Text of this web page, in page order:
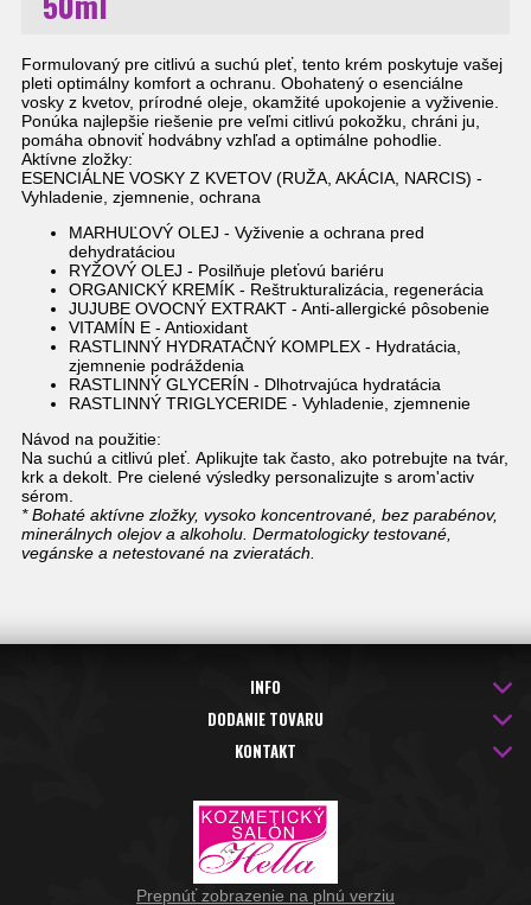
Formulovaný pre citlivú a suchú pleť, tento krém poskytuje vašej
pleti optimálny komfort a ochranu. Obohatený o esenciálne
vosky z kvetov, prírodné oleje, okamžité upokojenie a vyživenie.
Ponúka najlepšie riešenie pre veľmi citlivú pokožku, chráni ju,
pomáha obnoviť hodvábny vzhľad a optimálne pohodlie.
Aktívne zložky:
ESENCIÁLNE VOSKY Z KVETOV (RUŽA, AKÁCIA, NARCIS) -
Vyhladenie, zjemnenie, ochrana
MARHUĽOVÝ OLEJ - Vyživenie a ochrana pred
dehydratáciou
RYŽOVÝ OLEJ - Posilňuje pleťovú bariéru
ORGANICKÝ KREMÍK - Reštrukturalizácia, regenerácia
JUJUBE OVOCNÝ EXTRAKT - Anti-allergické pôsobenie
VITAMÍN E - Antioxidant
RASTLINNÝ HYDRATAČNÝ KOMPLEX - Hydratácia,
zjemnenie podráždenia
RASTLINNÝ GLYCERÍN - Dlhotrvajúca hydratácia
RASTLINNÝ TRIGLYCERIDE - Vyhladenie, zjemnenie
Návod na použitie:
Na suchú a citlivú pleť. Aplikujte tak často, ako potrebujte na tvár,
krk a dekolt. Pre cielené výsledky personalizujte s arom'activ
sérom.
* Bohaté aktívne zložky, vysoko koncentrované, bez parabénov,
minerálnych olejov a alkoholu. Dermatologicky testované,
vegánske a netestované na zvieratách.
INFO
DODANIE TOVARU
KONTAKT
Prepnúť zobrazenie na plnú verziu